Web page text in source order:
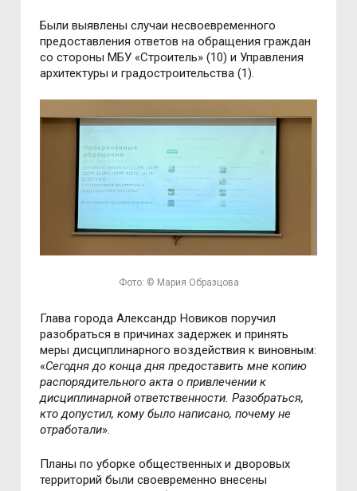
Были выявлены случаи несвоевременного
предоставления ответов на обращения граждан
со стороны МБУ «Строитель» (10) и Управления
архитектуры и градостроительства (1).
Фото: © Мария Образцова
Глава города Александр Новиков поручил
разобраться в причинах задержек и принять
меры дисциплинарного воздействия к виновным:
«Сегодня до конца дня предоставить мне копию
распорядительного акта о привлечении к
дисциплинарной ответственности. Разобраться,
кто допустил, кому было написано, почему не
отработали».
Планы по уборке общественных и дворовых
территорий были своевременно внесены